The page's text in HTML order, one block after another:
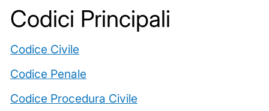
Codici Principali
Codice Civile
Codice Penale
Codice Procedura Civile